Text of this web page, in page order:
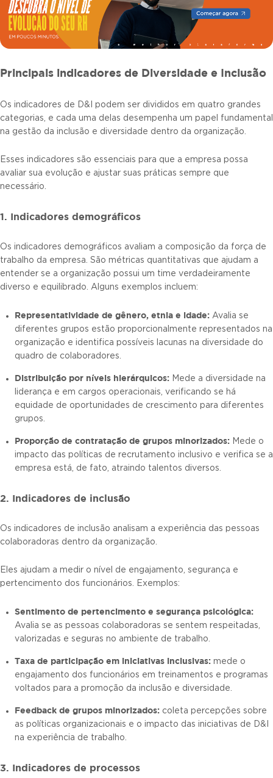
Principais indicadores de Diversidade e Inclusão
Os indicadores de D&I podem ser divididos em quatro grandes
categorias, e cada uma delas desempenha um papel fundamental
na gestão da inclusão e diversidade dentro da organização.
Esses indicadores são essenciais para que a empresa possa
avaliar sua evolução e ajustar suas práticas sempre que
necessário.
1. Indicadores demográficos
Os indicadores demográficos avaliam a composição da força de
trabalho da empresa. São métricas quantitativas que ajudam a
entender se a organização possui um time verdadeiramente
diverso e equilibrado. Alguns exemplos incluem:
Representatividade de gênero, etnia e idade: Avalia se
diferentes grupos estão proporcionalmente representados na
organização e identifica possíveis lacunas na diversidade do
quadro de colaboradores.
Distribuição por níveis hierárquicos: Mede a diversidade na
liderança e em cargos operacionais, verificando se há
equidade de oportunidades de crescimento para diferentes
grupos.
Proporção de contratação de grupos minorizados: Mede o
impacto das políticas de recrutamento inclusivo e verifica se a
empresa está, de fato, atraindo talentos diversos.
2. Indicadores de inclusão
Os indicadores de inclusão analisam a experiência das pessoas
colaboradoras dentro da organização.
Eles ajudam a medir o nível de engajamento, segurança e
pertencimento dos funcionários. Exemplos:
Sentimento de pertencimento e segurança psicológica:
Avalia se as pessoas colaboradoras se sentem respeitadas,
valorizadas e seguras no ambiente de trabalho.
Taxa de participação em iniciativas inclusivas: mede o
engajamento dos funcionários em treinamentos e programas
voltados para a promoção da inclusão e diversidade.
Feedback de grupos minorizados: coleta percepções sobre
as políticas organizacionais e o impacto das iniciativas de D&I
na experiência de trabalho.
3. Indicadores de processos